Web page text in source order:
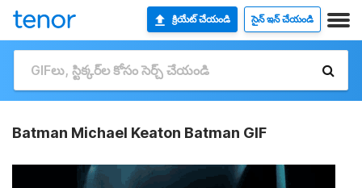
క్రియేట్ చేయండి సైన్ ఇన్ చేయండి
Batman Michael Keaton Batman GIF